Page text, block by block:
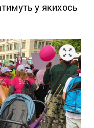
у якихось